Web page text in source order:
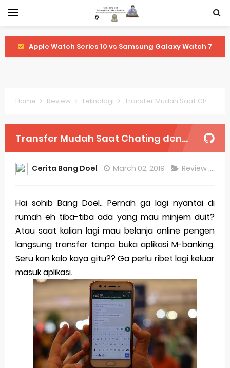
Review Lengkap Amazfit Balance 2
Review Lengkap Samsung Galaxy Watch 7
Perubahan Regulasi Merek Dagang
Sejarah Merek Dagang Terkenal
Evolusi Identitas Dagang
Review Lengkap Apple Watch Series 10
Merek Dagang dari Masa ke Masa
Perkembangan Merek Dagang Modern
Multinational Trademarks
Review Oppo Reno 15 Pro: Smartphone Premium
dengan Kamera 200MP dan Baterai Tahan Lama
Review Vivo V70 FE: Smartphone Fan Edition dengan
Home Review Teknologi Transfer Mudah Saat Chating dengan BCA Keyboard
Transfer Mudah Saat Chating dengan BCA Keyboard
Cerita Bang Doel March 02, 2019 Review ,
Hai sohib Bang Doel.. Pernah ga lagi nyantai di
rumah eh tiba-tiba ada yang mau minjem duit?
Atau saat kalian lagi mau belanja online pengen
langsung transfer tanpa buka aplikasi M-banking.
Seru kan kalo kaya gitu?? Ga perlu ribet lagi keluar
masuk aplikasi.